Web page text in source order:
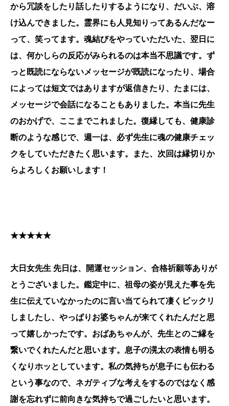
から冗談をしたり話したりするようになり、だいぶ、溶
け込んできました。霊界にも人見知りってあるんだなー
って、笑ってます。魂結びをやっていただいた、翌日に
は、何かしらの反応がみられるのは本当不思議です。ず
っと既読にならないメッセージが既読になったり、場合
によっては短文ではありますが返信きたり、たまには、
メッセージで会話になることもありました。本当に先生
のおかげで、ここまでこれました。復縁しても、健康診
断のような感じで、週一は、必ず先生に魂の健康チェッ
クをしていただきたく思います。また、次回は縁切りか
らよろしくお願いします！
★★★★★
大日女先生 先日は、開運セッション、合格祈願等ありが
とうございました。鑑定中に、祖母の姿が見えた事を先
生に伝えていなかったのに言い当てられて凄くビックリ
しましたし、やっぱりお婆ちゃんが来てくれたんだと思
って嬉しかったです。おばあちゃんが、先生とのご縁を
繋いでくれたんだと思います。息子の滉太の表情も明る
くなりホッとしています。私の気持ちが息子にも伝わる
という事なので、ネガティブな考えをするのではなく感
謝を忘れずに前向きな気持ちで過ごしたいと思います。